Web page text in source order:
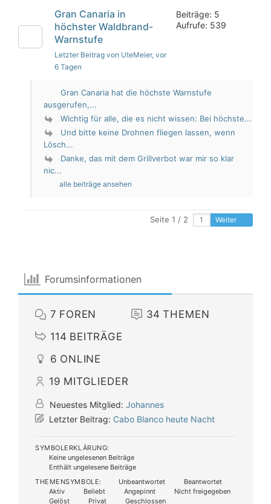
Gran Canaria in
höchster Waldbrand-
Warnstufe
Letzter Beitrag von UteMeier, vor
6 Tagen
Beiträge: 5
Aufrufe: 539
Gran Canaria hat die höchste Warnstufe
ausgerufen,...
Wichtig für alle, die es nicht wissen: Bei höchste...
Und bitte keine Drohnen fliegen lassen, wenn
Lösch...
Danke, das mit dem Grillverbot war mir so klar
nic...
alle beiträge ansehen
Seite 1 / 2 Weiter
Forumsinformationen
7 FOREN 34 THEMEN
114 BEITRÄGE
6 ONLINE
19 MITGLIEDER
Neuestes Mitglied: Johannes
Letzter Beitrag: Cabo Blanco heute Nacht
SYMBOLERKLÄRUNG:
Keine ungelesenen Beiträge
Enthält ungelesene Beiträge
THEMENSYMBOLE:
Unbeantwortet
Beantwortet
Aktiv
Beliebt Angepinnt
Nicht freigegeben
Gelöst
Privat Geschlossen